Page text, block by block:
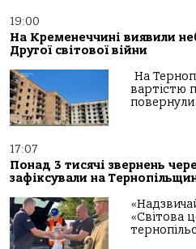
19:00
На Кременеччині виявили
Другої світової війни
На
вартістю
17:07
Понад 3 тисячі звернень
зафіксували на
«Світова